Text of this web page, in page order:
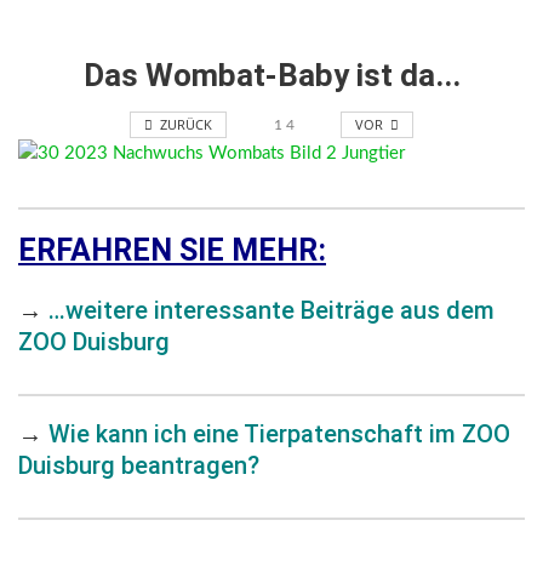
Das Wombat-Baby ist da...
ZURÜCK 1 4 VOR
ERFAHREN SIE MEHR:
→ …weitere interessante Beiträge aus dem
ZOO Duisburg
→ Wie kann ich eine Tierpatenschaft im ZOO
Duisburg beantragen?